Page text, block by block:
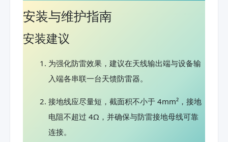
安装与维护指南
安装建议
为强化防雷效果，建议在天线输出端与设备输
入端各串联一台天馈防雷器。
接地线应尽量短，截面积不小于 4mm²，接地
电阻不超过 4Ω，并确保与防雷接地母线可靠
连接。